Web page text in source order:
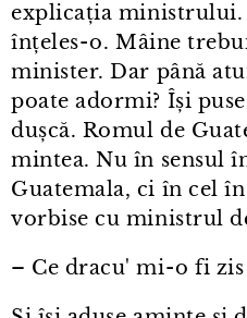
explicația ministrului.
înțeles⁠-⁠o. Mâine
minister. Dar până
poate adormi? Își
dușcă. Romul de
mintea. Nu în sensul
Guatemala, ci în cel
vorbise cu ministrul
– Ce dracu' mi⁠-⁠o fi zis